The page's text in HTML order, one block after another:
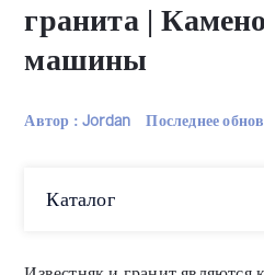
гранита |
машины
Автор : Jordan Последнее
Каталог